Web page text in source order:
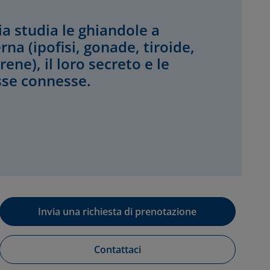
studia le ghiandole a
(ipofisi, gonade, tiroide,
il loro secreto e le
connesse.
Invia una richiesta di prenotazione
Contattaci